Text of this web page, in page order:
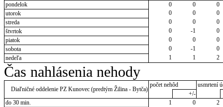
pondelok
0 0
0
utorok
0 0
0
streda
0 0
0
štvrtok
0 -1
0
piatok
0 0
0
sobota
0 -1
0
nedeľa
1 1 2
Čas nahlásenia nehody
Diaľničné oddelenie PZ Kunovec (predtým Žilina - Bytča)
počet nehôd
usmrtení
+/-
do 30 min.
1 0
2